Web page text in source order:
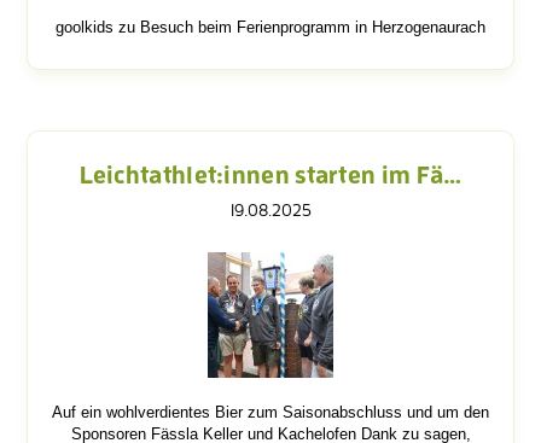
goolkids zu Besuch beim Ferienprogramm in Herzogenaurach
Leichtathlet:innen starten im Fä…
19.08.2025
Auf ein wohlverdientes Bier zum Saisonabschluss und um den
Sponsoren Fässla Keller und Kachelofen Dank zu sagen,